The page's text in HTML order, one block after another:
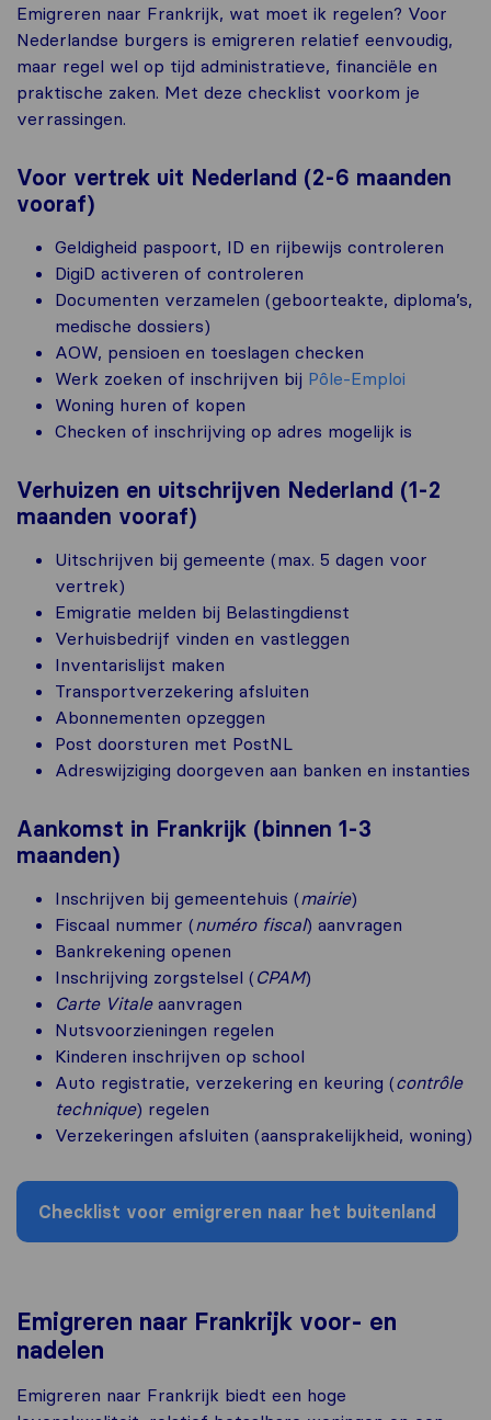
Emigreren naar Frankrijk, wat moet ik regelen? Voor
Nederlandse burgers is emigreren relatief eenvoudig,
maar regel wel op tijd administratieve, financiële en
praktische zaken. Met deze checklist voorkom je
verrassingen.
Voor vertrek uit Nederland (2-6 maanden
vooraf)
Geldigheid paspoort, ID en rijbewijs controleren
DigiD activeren of controleren
Documenten verzamelen (geboorteakte, diploma’s,
medische dossiers)
AOW, pensioen en toeslagen checken
Werk zoeken of inschrijven bij Pôle-Emploi
Woning huren of kopen
Checken of inschrijving op adres mogelijk is
Verhuizen en uitschrijven Nederland (1-2
maanden vooraf)
Uitschrijven bij gemeente (max. 5 dagen voor
vertrek)
Emigratie melden bij Belastingdienst
Verhuisbedrijf vinden en vastleggen
Inventarislijst maken
Transportverzekering afsluiten
Abonnementen opzeggen
Post doorsturen met PostNL
Adreswijziging doorgeven aan banken en instanties
Aankomst in Frankrijk (binnen 1-3
maanden)
Inschrijven bij gemeentehuis (mairie)
Fiscaal nummer (numéro fiscal) aanvragen
Bankrekening openen
Inschrijving zorgstelsel ( CPAM)
Carte Vitaleaanvragen
Nutsvoorzieningen regelen
Kinderen inschrijven op school
Auto registratie, verzekering en keuring (contrôle
technique) regelen
Verzekeringen afsluiten (aansprakelijkheid, woning)
Checklist voor emigreren naar het buitenland
Emigreren naar Frankrijk voor- en
nadelen
Emigreren naar Frankrijk biedt een hoge